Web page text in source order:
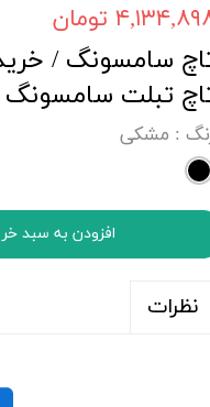
تومان
سامسونگ /
تبلت
: مشکی
افزودن به سبد
نظرات